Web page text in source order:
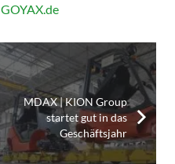
GOYAX.de
MDAX | KION Group
startet gut in das
Geschäftsjahr